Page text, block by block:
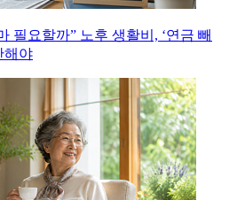
필요할까” 노후 생활비, ‘연금 빼
해야